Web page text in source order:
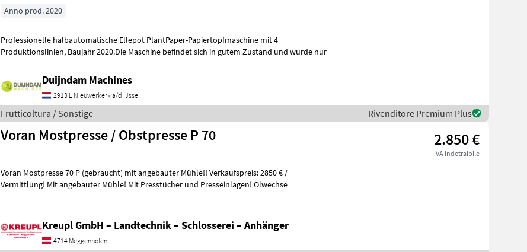
Anno prod. 2020
Professionelle halbautomatische Ellepot PlantPaper-Papiertopfmaschine mit 4
Produktionslinien, Baujahr 2020.Die Maschine befindet sich in gutem Zustand und wurde nur
Duijndam Machines
2913 L Nieuwerkerk a/d IJssel
Frutticoltura / Sonstige Rivenditore Premium Plus
Voran Mostpresse / Obstpresse P 70 2.850 €
IVA indetraibile
Voran Mostpresse 70 P (gebraucht) mit angebauter Mühle!! Verkaufspreis: 2850 € /
Vermittlung! Mit angebauter Mühle! Mit Presstücher und Presseinlagen! Ölwechse
Kreupl GmbH – Landtechnik – Schlosserei – Anhänger
4714 Meggenhofen